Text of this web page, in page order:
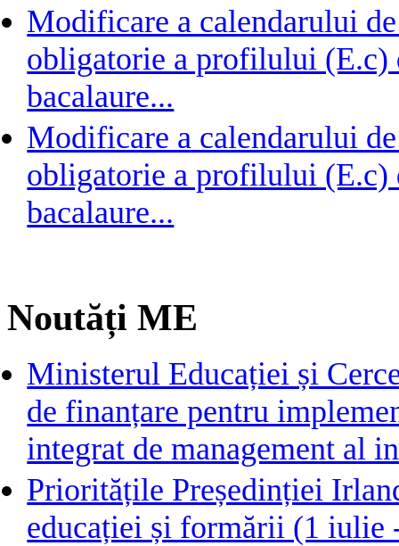
Modificare a calendarului
obligatorie a profilului (E.c)
bacalaure...
Modificare a calendarului
obligatorie a profilului (E.c)
bacalaure...
Noutăți ME
Ministerul Educației și
de finanțare pentru
integrat de management al
Prioritățile Președinției
educației și formării (1 iulie